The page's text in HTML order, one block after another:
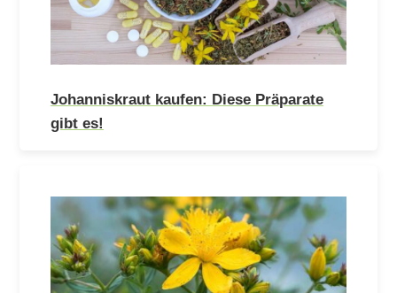
Johanniskraut kaufen: Diese Präparate
gibt es!